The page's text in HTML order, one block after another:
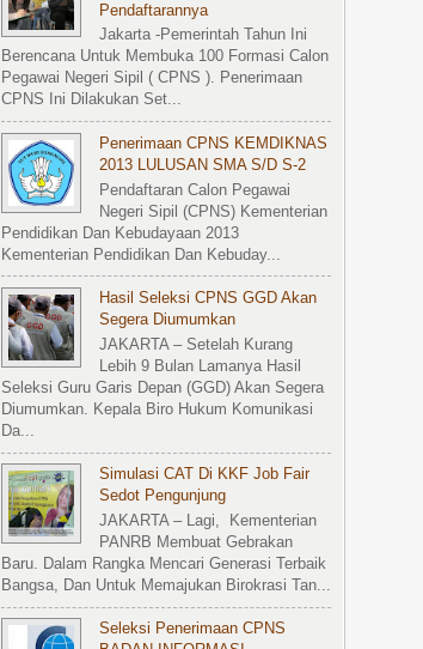
Pendaftarannya
Jakarta -Pemerintah Tahun Ini
Berencana Untuk Membuka 100 Formasi Calon
Pegawai Negeri Sipil ( CPNS ). Penerimaan
CPNS Ini Dilakukan Set...
Penerimaan CPNS KEMDIKNAS
2013 LULUSAN SMA S/d S-2
Pendaftaran Calon Pegawai
Negeri Sipil (CPNS) Kementerian
Pendidikan Dan Kebudayaan 2013
Kementerian Pendidikan Dan Kebuday...
Hasil Seleksi CPNS GGD Akan
Segera Diumumkan
JAKARTA – Setelah Kurang
Lebih 9 Bulan Lamanya Hasil
Seleksi Guru Garis Depan (GGD) Akan Segera
Diumumkan. Kepala Biro Hukum Komunikasi
Da...
Simulasi CAT Di KKF Job Fair
Sedot Pengunjung
JAKARTA – Lagi, Kementerian
PANRB Membuat Gebrakan
Baru. Dalam Rangka Mencari Generasi Terbaik
Bangsa, Dan Untuk Memajukan Birokrasi Tan...
Seleksi Penerimaan CPNS